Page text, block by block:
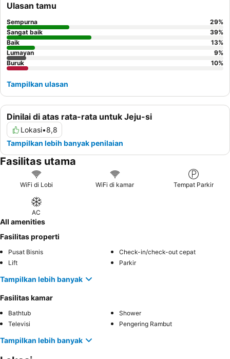
Dinilai di atas rata-rata untuk Jeju-si
Lokasi•8,8
Tampilkan lebih banyak penilaian
Ulasan tamu
Sempurna 29%
Sangat baik
39%
Baik
13%
Lumayan
9%
Buruk
10%
Tampilkan ulasan
Fasilitas utama
WiFi di Lobi WiFi di kamar Tempat Parkir
AC
All amenities
Fasilitas properti
Pusat Bisnis
Check-in/check-out cepat
Lift
Parkir
Tampilkan lebih banyak
Fasilitas kamar
Bathtub
Shower
Televisi
Pengering Rambut
Tampilkan lebih banyak